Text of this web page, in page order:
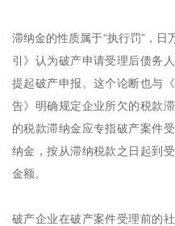
滞纳金的性质属于“执行罚”，
引》认为破产申请受理后债务
提起破产申报。这个论断也与
告》明确规定企业所欠的税款
的税款滞纳金应专指破产案件
纳金，按从滞纳税款之日起到
金额。
破产企业在破产案件受理前的